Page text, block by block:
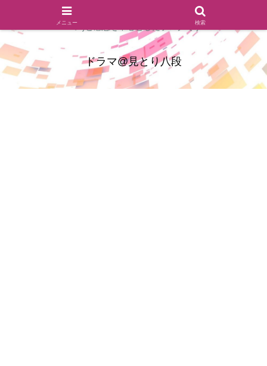
ドラマのシーンとセリフを切り取ったあらすじレビュー(復習ネタ
バレ)と感想を中心としたブログです
ドラマ@見とり八段
メニュー 検索